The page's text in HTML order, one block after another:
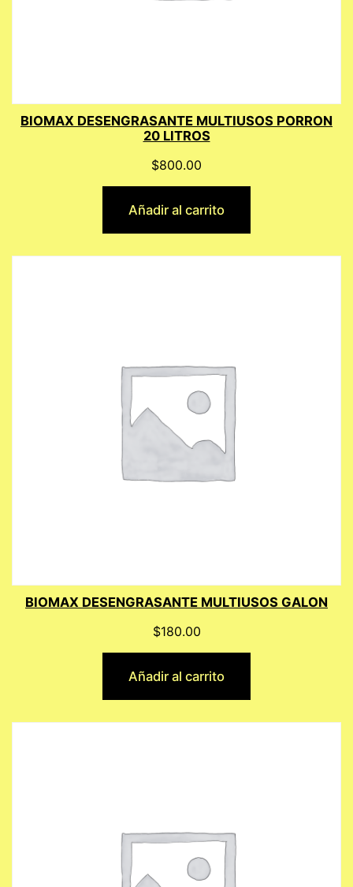
BIOMAX DESENGRASANTE MULTIUSOS PORRON
20 LITROS
$800.00
Añadir al carrito
BIOMAX DESENGRASANTE MULTIUSOS GALON
$180.00
Añadir al carrito